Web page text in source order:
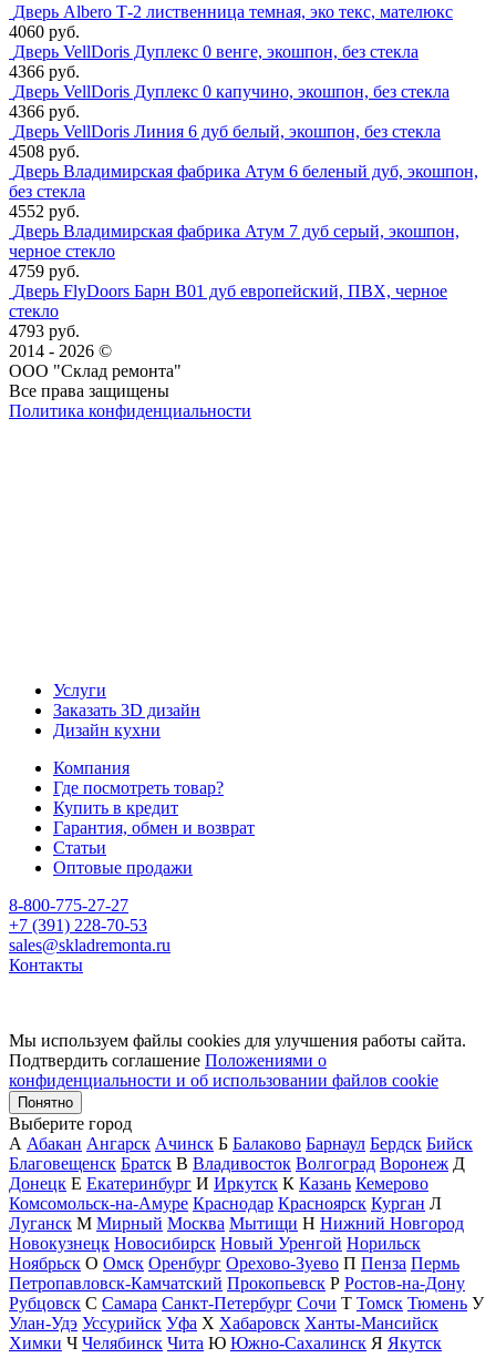
Дверь Albero Т-2 лиственница темная, эко текс, мателюкс
4060 руб.
Дверь VellDoris Дуплекс 0 венге, экошпон, без стекла
4366 руб.
Дверь VellDoris Дуплекс 0 капучино, экошпон, без стекла
4366 руб.
Дверь VellDoris Линия 6 дуб белый, экошпон, без стекла
4508 руб.
Дверь Владимирская фабрика Атум 6 беленый дуб, экошпон,
без стекла
4552 руб.
Дверь Владимирская фабрика Атум 7 дуб серый, экошпон,
черное стекло
4759 руб.
Дверь FlyDoors Барн B01 дуб европейский, ПВХ, черное
стекло
4793 руб.
2014 - 2026 ©
ООО "Склад ремонта"
Все права защищены
Политика конфиденциальности
Услуги
Заказать 3D дизайн
Дизайн кухни
Компания
Где посмотреть товар?
Купить в кредит
Гарантия, обмен и возврат
Статьи
Оптовые продажи
8-800-775-27-27
+7 (391) 228-70-53
sales@skladremonta.ru
Контакты
Мы используем файлы cookies для улучшения работы сайта.
Подтвердить соглашение Положениями о
конфиденциальности и об использовании файлов cookie
Понятно
Выберите город
А Абакан Ангарск Ачинск Б Балаково Барнаул Бердск Бийск
Благовещенск Братск В Владивосток Волгоград Воронеж Д
Донецк Е Екатеринбург И Иркутск К Казань Кемерово
Комсомольск-на-Амуре Краснодар Красноярск Курган Л
Луганск М Мирный Москва Мытищи Н Нижний Новгород
Новокузнецк Новосибирск Новый Уренгой Норильск
Ноябрьск О Омск Оренбург Орехово-Зуево П Пенза Пермь
Петропавловск-Камчатский Прокопьевск Р Ростов-на-Дону
Рубцовск С Самара Санкт-Петербург Сочи Т Томск Тюмень У
Улан-Удэ Уссурийск Уфа Х Хабаровск Ханты-Мансийск
Химки Ч Челябинск Чита Ю Южно-Сахалинск Я Якутск